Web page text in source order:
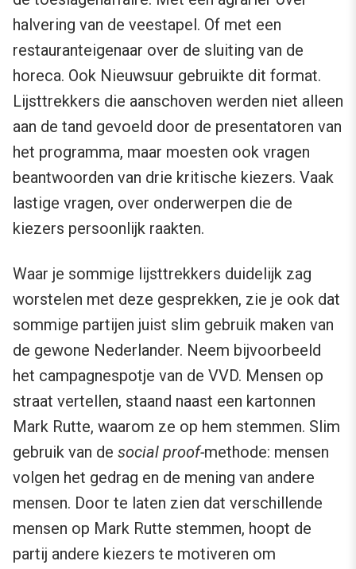
halvering van de veestapel. Of met een
restauranteigenaar over de sluiting van de
horeca. Ook Nieuwsuur gebruikte dit format.
Lijsttrekkers die aanschoven werden niet alleen
aan de tand gevoeld door de presentatoren van
het programma, maar moesten ook vragen
beantwoorden van drie kritische kiezers. Vaak
lastige vragen, over onderwerpen die de
kiezers persoonlijk raakten.
Waar je sommige lijsttrekkers duidelijk zag
worstelen met deze gesprekken, zie je ook dat
sommige partijen juist slim gebruik maken van
de gewone Nederlander. Neem bijvoorbeeld
het campagnespotje van de VVD. Mensen op
straat vertellen, staand naast een kartonnen
Mark Rutte, waarom ze op hem stemmen. Slim
gebruik van de social proof-methode: mensen
volgen het gedrag en de mening van andere
mensen. Door te laten zien dat verschillende
mensen op Mark Rutte stemmen, hoopt de
partij andere kiezers te motiveren om